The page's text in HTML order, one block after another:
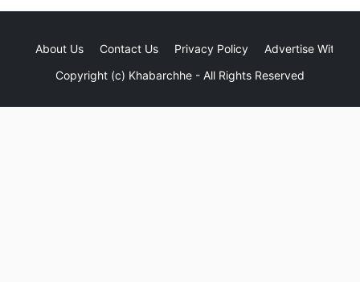
About Us Contact Us Privacy Policy
Advertise With Us
Copyright (c) Khabarchhe - All Rights Reserved